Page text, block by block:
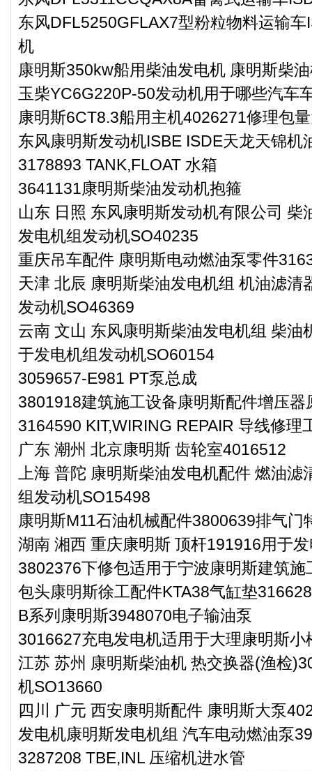
东风DFL5250GFLAX7型粉粒物料运输
机
康明斯350kw船用柴油发电机 康明斯柴
玉柴YC6G220P-50发动机用于哪些汽车
康明斯6CT8.3船用主机4026271修理包
东风康明斯发动机ISBE ISDE天龙天锦机
3178893 TANK,FLOAT 水箱
3641131康明斯柴油发动机抱箍
山东 日照 东风康明斯发动机有限公司 柴
发电机组发动机SO40235
重庆吊车配件 康明斯电动燃油泵零件
天津 北辰 康明斯柴油发电机组 机油滤清
发动机SO46369
云南 文山 东风康明斯柴油发电机组 柴油
于发电机组发动机SO60154
3059657-E981 PT泵总成
3801918建筑施工设备康明斯配件增压器
3164590 KIT,WIRING REPAIR 导线修理
广东 潮州 北京康明斯 齿轮室4016512
上海 普陀 康明斯柴油发电机配件 燃油
组发动机SO15498
康明斯M11石油机械配件3800639排气门
湖南 湘西 重庆康明斯 顶杆191916用于
3802376下修包适用于宁波康明斯建筑
包头康明斯徐工配件KTA38气缸垫
B系列康明斯3948070电子输油泵
3016627充电发电机适用于大理康明斯
江苏 苏州 康明斯柴油机 热交换器(渔检
机SO13660
四川 广元 西安康明斯配件 康明斯大泵
发电机康明斯发电机组 汽车电动燃油泵
3287208 TBE,INL 压缩机进水管